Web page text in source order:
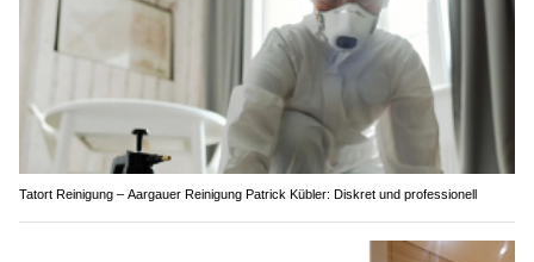
Tatort Reinigung – Aargauer Reinigung Patrick Kübler: Diskret und professionell